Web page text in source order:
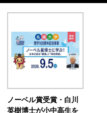
ノーベル賞受賞・白川
英樹博士が小中高生を